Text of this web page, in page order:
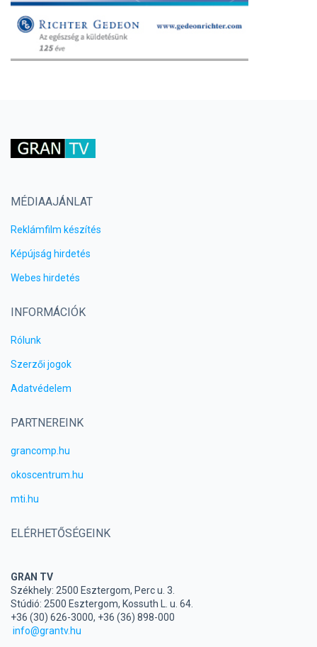
MÉDIAAJÁNLAT
Reklámfilm készítés
Képújság hirdetés
Webes hirdetés
INFORMÁCIÓK
Rólunk
Szerzői jogok
Adatvédelem
PARTNEREINK
grancomp.hu
okoscentrum.hu
mti.hu
ELÉRHETŐSÉGEINK
GRAN TV
Székhely: 2500 Esztergom, Perc u. 3.
Stúdió: 2500 Esztergom, Kossuth L. u. 64.
+36 (30) 626-3000, +36 (36) 898-000
info@grantv.hu